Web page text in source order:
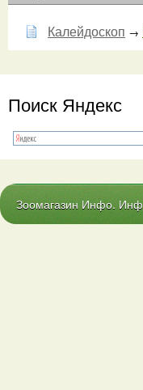
Калейдоскоп →
Поиск Яндекс
Зоомагазин Инфо.